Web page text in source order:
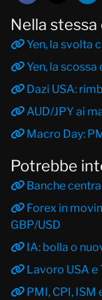
Nella
Yen, la svolta
Yen, la
Dazi USA:
AUD/JPY ai
Macro Day:
Potrebbe
Banche
Forex in
GBP/USD
IA: bolla o
Lavoro USA e
PMI, CPI,